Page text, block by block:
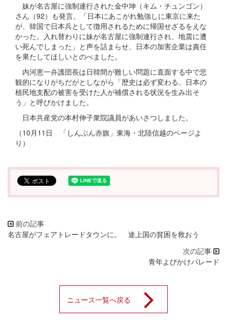
妹が名古屋に強制連行された金中坤（キム・チュンゴン）
さん（92）も発言。「日本にあこがれ勉強しに東京に来た
が、韓国で日本兵として徴用されるために帰国せざるをえな
かった。入れ替わりに妹が名古屋に強制連行され、地震に遭
い死んでしまった」と声を詰まらせ、日本の加害企業は責任
を果たしてほしいとのべました。
内河恵一弁護団長は日韓間が難しい問題に直面する中で悲
観的になりがちだがとしながら「歴史は必ず変わる。日本の
植民地支配の被害を受けた人が補償される状況を生み出そ
う」と呼びかけました。
日本共産党の本村伸子衆院議員があいさつしました。
（10月11日 「しんぶん赤旗」東海・北陸信越のページよ
り）
名古屋がフェアトレードタウンに。 途上国の貧困を救おう
青年よびかけパレード
ニュース一覧へ戻る